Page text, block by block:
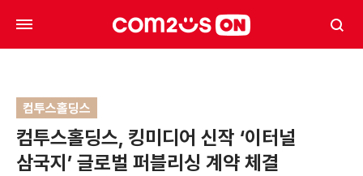
컴투스홀딩스
컴투스홀딩스, 킹미디어 신작 ‘이터널
삼국지’ 글로벌 퍼블리싱 계약 체결